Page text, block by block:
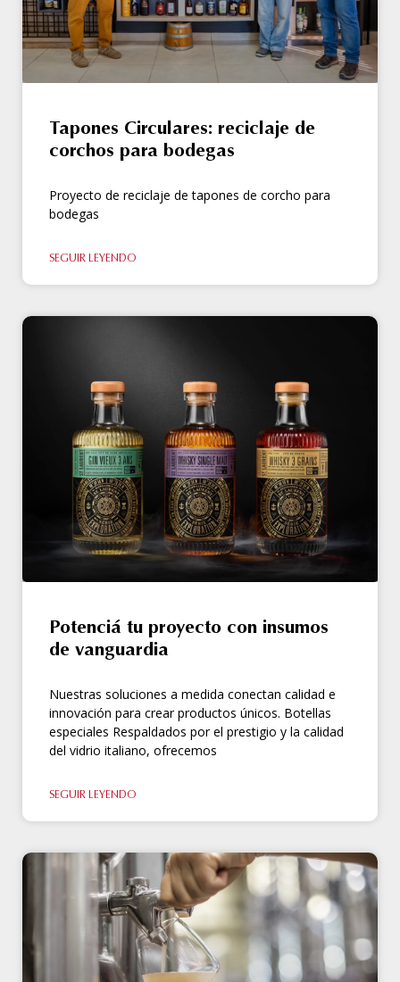
Tapones Circulares: reciclaje de
corchos para bodegas
Proyecto de reciclaje de tapones de corcho para
bodegas
SEGUIR LEYENDO
Potenciá tu proyecto con insumos
de vanguardia
Nuestras soluciones a medida conectan calidad e
innovación para crear productos únicos. Botellas
especiales Respaldados por el prestigio y la calidad
del vidrio italiano, ofrecemos
SEGUIR LEYENDO